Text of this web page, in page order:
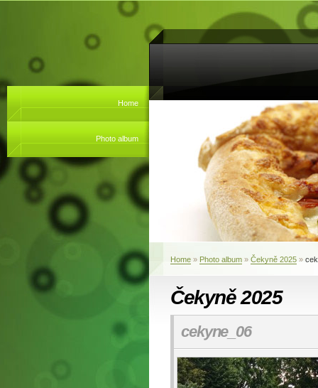
Home
Photo album
Home » Photo album » Čekyně 2025 »
Čekyně 2025
cekyne_06